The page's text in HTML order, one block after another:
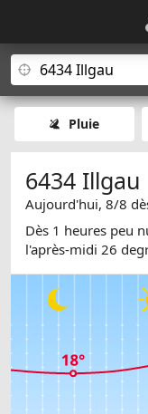
Pluie
6434 Illgau
Aujourd'hui, 8/8
Dès 1 heures peu
l'après-midi 26